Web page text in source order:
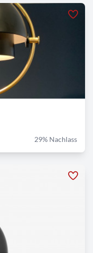
29% Nachlass